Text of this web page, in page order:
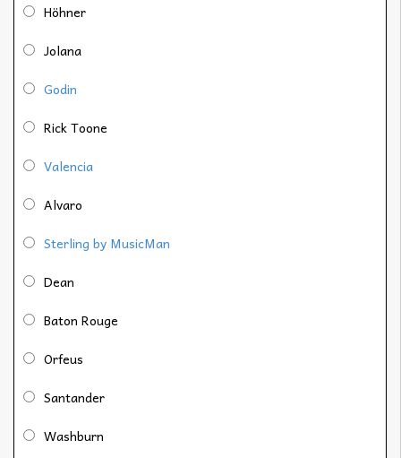
Höhner
Jolana
Godin
Rick Toone
Valencia
Alvaro
Sterling by MusicMan
Dean
Baton Rouge
Orfeus
Santander
Washburn